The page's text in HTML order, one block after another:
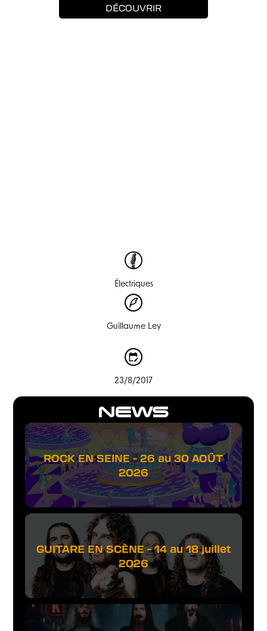
NEWS
ROCK EN SEINE - 26 au 30 AOÛT
2026
GUITARE EN SCÈNE - 14 au 18 juillet
2026
DÉCOUVRIR
Électriques
Guillaume Ley
23/8/2017